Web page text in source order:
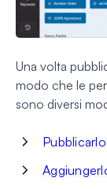
Una volta
modo che le
sono diversi